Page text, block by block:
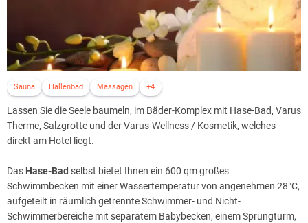
Die 3 Hallen Tennisplätze sind mit Teppichboden ausgelegt. Die
Nutzung ist kostenfrei für die Hotelgäste.
Sauna Hallenbad Massagen +4
Lassen Sie die Seele baumeln, im Bäder-Komplex mit Hase-Bad, Varus
Therme, Salzgrotte und der Varus-Wellness / Kosmetik, welches
direkt am Hotel liegt.
Das Hase-Bad selbst bietet Ihnen ein 600 qm großes
Schwimmbecken mit einer Wassertemperatur von angenehmen 28°C,
aufgeteilt in räumlich getrennte Schwimmer- und Nicht-
Schwimmerbereiche mit separatem Babybecken, einem Sprungturm,